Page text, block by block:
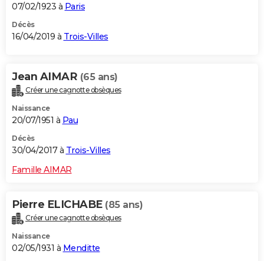
07/02/1923 à Paris
Décès
16/04/2019 à Trois-Villes
Jean AIMAR (65 ans)
Créer une cagnotte obsèques
Naissance
20/07/1951 à Pau
Décès
30/04/2017 à Trois-Villes
Famille AIMAR
Pierre ELICHABE (85 ans)
Créer une cagnotte obsèques
Naissance
02/05/1931 à Menditte